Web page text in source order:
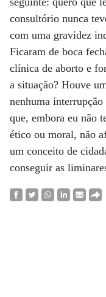
consultório nunca
com uma gravidez
Ficaram de boca
clínica de aborto e
a situação? Houve
nenhuma
que, embora eu não
ético ou moral, não
um conceito de
conseguir as